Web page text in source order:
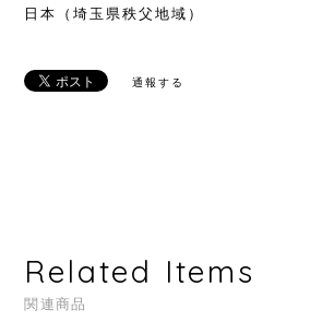
日本（埼玉県秩父地域）
通報する
Related Items
関連商品